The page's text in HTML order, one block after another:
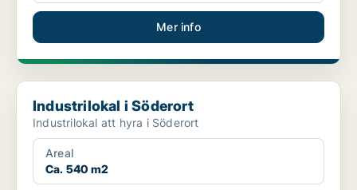
Mer info
Industrilokal i Söderort
Industrilokal i Söderort
Industrilokal att hyra i Söderort
Areal
Ca. 540 m2